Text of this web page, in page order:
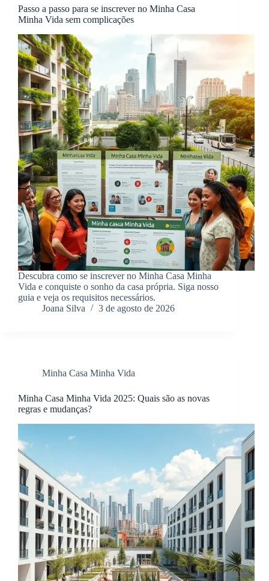
Passo a passo para se inscrever no Minha Casa
Minha Vida sem complicações
Descubra como se inscrever no Minha Casa Minha
Vida e conquiste o sonho da casa própria. Siga nosso
guia e veja os requisitos necessários.
Joana Silva
3 de agosto de 2026
Minha Casa Minha Vida
Minha Casa Minha Vida 2025: Quais são as novas
regras e mudanças?